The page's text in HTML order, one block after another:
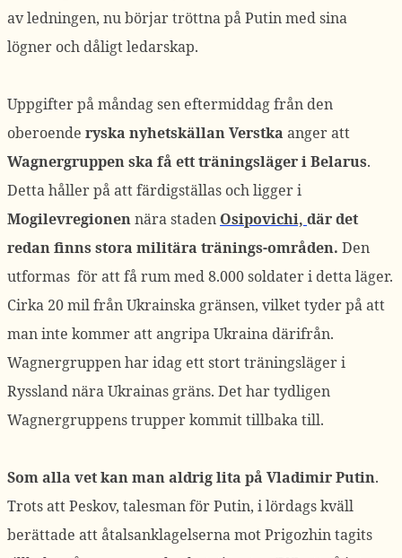
av ledningen, nu börjar tröttna på Putin med sina
lögner och dåligt ledarskap.
Uppgifter på måndag sen eftermiddag från den
oberoende ryska nyhetskällan Verstka anger att
Wagnergruppen ska få ett träningsläger i Belarus.
Detta håller på att färdigställas och ligger i
Mogilevregionennära staden Osipovichi, där det
redan finns stora militära tränings-områden. Den
utformas för att få rum med 8.000 soldater i detta läger.
Cirka 20 mil från Ukrainska gränsen, vilket tyder på att
man inte kommer att angripa Ukraina därifrån.
Wagnergruppen har idag ett stort träningsläger i
Ryssland nära Ukrainas gräns. Det har tydligen
Wagnergruppens trupper kommit tillbaka till.
Som alla vetkan man aldrig lita på Vladimir Putin.
Trots att Peskov, talesman för Putin, i lördags kväll
berättade att åtalsanklagelserna mot Prigozhin tagits